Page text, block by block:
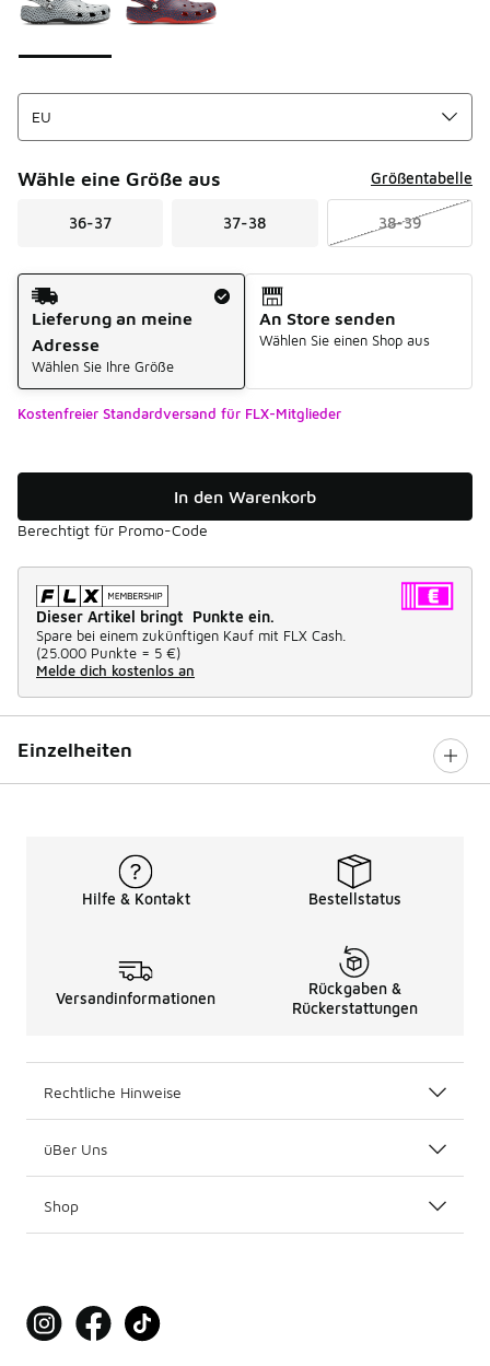
Wähle eine Größe aus Größentabelle
36-37 37-38 38-39
Versandart
Lieferung an meine
Adresse
Wählen Sie Ihre Größe
An Store senden
Wählen Sie einen Shop aus
Kostenfreier Standardversand für FLX-Mitglieder
In den Warenkorb
Berechtigt für Promo-Code
Dieser Artikel bringt Punkte ein.
Spare bei einem zukünftigen Kauf mit FLX Cash.
(25.000 Punkte = 5 €)
Melde dich kostenlos an
Einzelheiten
Hilfe & Kontakt Bestellstatus
Versandinformationen
Rückgaben &
Rückerstattungen
Rechtliche Hinweise
üBer Uns
Shop